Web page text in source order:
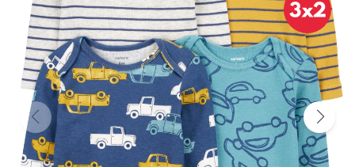
Peques
Calzado
Club
Carter
OUTLET
Skip-